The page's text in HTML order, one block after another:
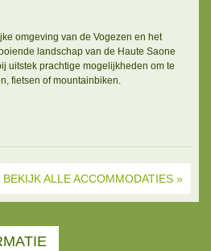
omgeving van de Vogezen en het
landschap van de Haute Saone
uitstek prachtige mogelijkheden om te
fietsen of mountainbiken.
BEKIJK ALLE ACCOMMODATIES